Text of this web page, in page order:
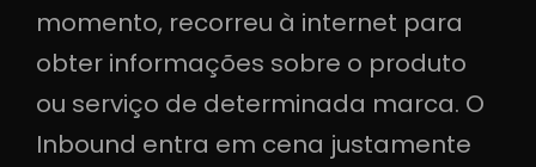
momento, recorreu à internet para
obter informações sobre o produto
ou serviço de determinada marca. O
Inbound entra em cena justamente